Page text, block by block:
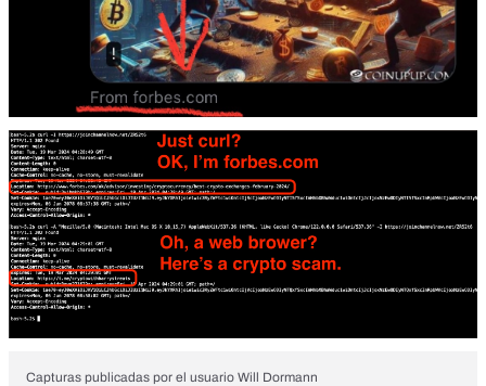
Capturas publicadas por el usuario Will Dormann